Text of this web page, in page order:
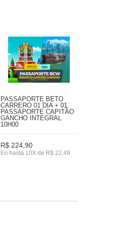
PASSAPORTE BETO
CARRERO 01 DIA + 01
PASSAPORTE CAPITÃO
GANCHO INTEGRAL
10H00
R$ 224,90
En hasta 10X de R$ 22,49